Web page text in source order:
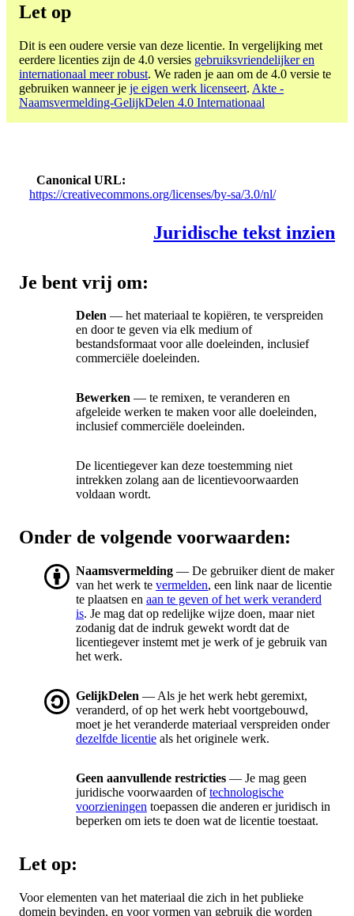
Let op
Dit is een oudere versie van deze licentie. In vergelijking met
eerdere licenties zijn de 4.0 versies gebruiksvriendelijker en
internationaal meer robust. We raden je aan om de 4.0 versie te
gebruiken wanneer je je eigen werk licenseert. Akte -
Naamsvermelding-GelijkDelen 4.0 Internationaal
Canonical URL
https://creativecommons.org/licenses/by-sa/3.0/nl/
Juridische tekst inzien
Je bent vrij om:
Delen — het materiaal te kopiëren, te verspreiden
en door te geven via elk medium of
bestandsformaat voor alle doeleinden, inclusief
commerciële doeleinden.
Bewerken — te remixen, te veranderen en
afgeleide werken te maken voor alle doeleinden,
inclusief commerciële doeleinden.
De licentiegever kan deze toestemming niet
intrekken zolang aan de licentievoorwaarden
voldaan wordt.
Onder de volgende voorwaarden:
Naamsvermelding — De gebruiker dient de maker
van het werk te vermelden, een link naar de licentie
te plaatsen en aan te geven of het werk veranderd
is. Je mag dat op redelijke wijze doen, maar niet
zodanig dat de indruk gewekt wordt dat de
licentiegever instemt met je werk of je gebruik van
het werk.
GelijkDelen — Als je het werk hebt geremixt,
veranderd, of op het werk hebt voortgebouwd,
moet je het veranderde materiaal verspreiden onder
dezelfde licentie als het originele werk.
Geen aanvullende restricties — Je mag geen
juridische voorwaarden oftechnologische
voorzieningen toepassen die anderen er juridisch in
beperken om iets te doen wat de licentie toestaat.
Let op:
Voor elementen van het materiaal die zich in het publieke
domein bevinden, en voor vormen van gebruik die worden